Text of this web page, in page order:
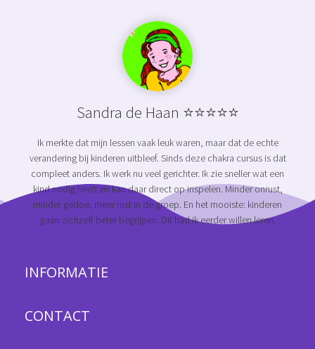
Sandra de Haan ⭐⭐⭐⭐⭐
Ik merkte dat mijn lessen vaak leuk waren, maar dat de echte
verandering bij kinderen uitbleef. Sinds deze chakra cursus is dat
compleet anders. Ik werk nu veel gerichter. Ik zie sneller wat een
kind nodig heeft en kan daar direct op inspelen. Minder onrust,
minder gedoe, meer rust in de groep. En het mooiste: kinderen
gaan zichzelf beter begrijpen. Dit had ik eerder willen leren.
INFORMATIE
CONTACT